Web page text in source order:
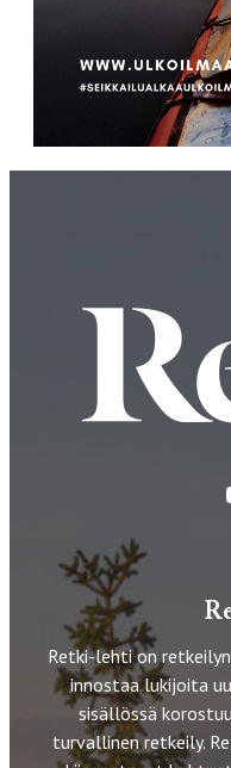
Retki-lehti on
innostaa lukijoita
sisällössä
turvallinen retkeily.